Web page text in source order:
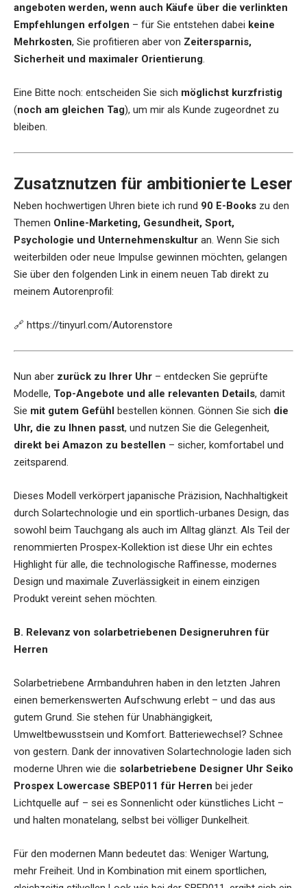
angeboten werden, wenn auch Käufe über die verlinkten
Empfehlungen erfolgen – für Sie entstehen dabei keine
Mehrkosten, Sie profitieren aber von Zeitersparnis,
Sicherheit und maximaler Orientierung.
Eine Bitte noch: entscheiden Sie sich möglichst kurzfristig
(noch am gleichen Tag), um mir als Kunde zugeordnet zu
bleiben.
Zusatznutzen für ambitionierte Leser
Neben hochwertigen Uhren biete ich rund 90 E-Books zu den
Themen Online-Marketing, Gesundheit, Sport,
Psychologie und Unternehmenskultur an. Wenn Sie sich
weiterbilden oder neue Impulse gewinnen möchten, gelangen
Sie über den folgenden Link in einem neuen Tab direkt zu
meinem Autorenprofil:
🔗 https://tinyurl.com/Autorenstore
Nun aber zurück zu Ihrer Uhr – entdecken Sie geprüfte
Modelle, Top-Angebote und alle relevanten Details, damit
Sie mit gutem Gefühl bestellen können. Gönnen Sie sich die
Uhr, die zu Ihnen passt, und nutzen Sie die Gelegenheit,
direkt bei Amazon zu bestellen – sicher, komfortabel und
zeitsparend.
Dieses Modell verkörpert japanische Präzision, Nachhaltigkeit
durch Solartechnologie und ein sportlich-urbanes Design, das
sowohl beim Tauchgang als auch im Alltag glänzt. Als Teil der
renommierten Prospex-Kollektion ist diese Uhr ein echtes
Highlight für alle, die technologische Raffinesse, modernes
Design und maximale Zuverlässigkeit in einem einzigen
Produkt vereint sehen möchten.
B. Relevanz von solarbetriebenen Designeruhren für
Herren
Solarbetriebene Armbanduhren haben in den letzten Jahren
einen bemerkenswerten Aufschwung erlebt – und das aus
gutem Grund. Sie stehen für Unabhängigkeit,
Umweltbewusstsein und Komfort. Batteriewechsel? Schnee
von gestern. Dank der innovativen Solartechnologie laden sich
moderne Uhren wie die solarbetriebene Designer Uhr Seiko
Prospex Lowercase SBEP011 für Herren bei jeder
Lichtquelle auf – sei es Sonnenlicht oder künstliches Licht –
und halten monatelang, selbst bei völliger Dunkelheit.
Für den modernen Mann bedeutet das: Weniger Wartung,
mehr Freiheit. Und in Kombination mit einem sportlichen,